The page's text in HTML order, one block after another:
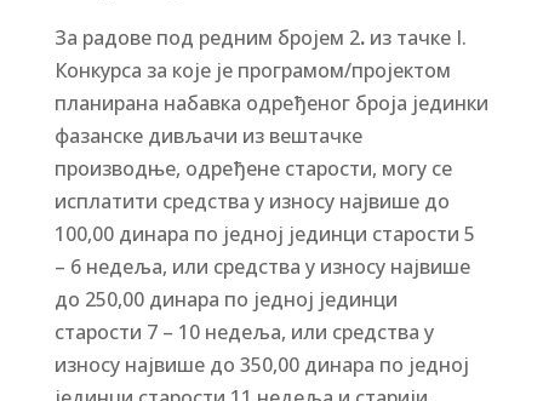
За радове под редним бројем 2.из тачке I.
Конкурса за које је програмом/пројектом
планирана набавка одређеног броја јединки
фазанске дивљачи из вештачке
производње, одређене старости, могу се
исплатити средства у износу највише до
100,00 динара по једној јединци старости 5
– 6 недеља, или средства у износу највише
до 250,00 динара по једној јединци
старости 7 – 10 недеља, или средства у
износу највише до 350,00 динара по једној